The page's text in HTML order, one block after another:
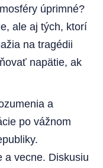
úprimné?
ale aj tých, ktorí
na tragédii
napätie, ak
a
po vážnom
a vecne. Diskusiu